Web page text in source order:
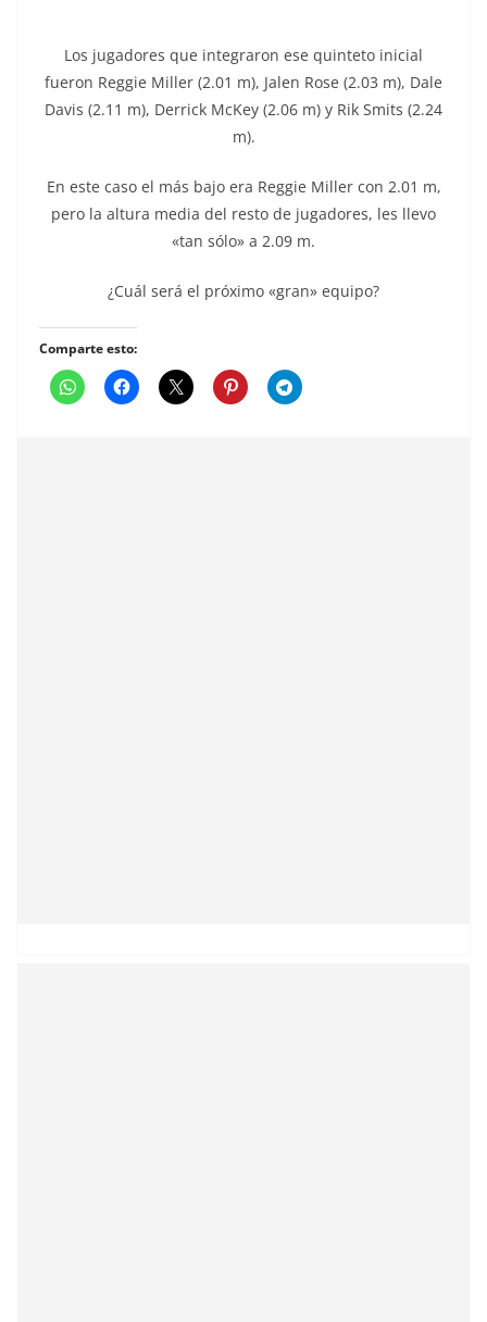
Los jugadores que integraron ese quinteto inicial
fueron Reggie Miller (2.01 m), Jalen Rose (2.03 m), Dale
Davis (2.11 m), Derrick McKey (2.06 m) y Rik Smits (2.24
m).
En este caso el más bajo era Reggie Miller con 2.01 m,
pero la altura media del resto de jugadores, les llevo
«tan sólo» a 2.09 m.
¿Cuál será el próximo «gran» equipo?
Comparte esto: